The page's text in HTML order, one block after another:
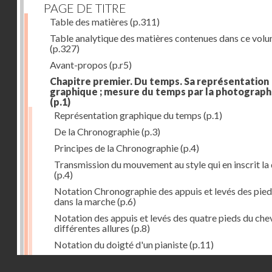
PAGE DE TITRE
Table des matières (p.311)
Table analytique des matières contenues dans ce
(p.327)
Avant-propos (p.r5)
Chapitre premier. Du temps. Sa représentation
graphique ; mesure du temps par la
(p.1)
Représentation graphique du temps (p.1)
De la Chronographie(p.3)
Principes de la Chronographie(p.4)
Transmission du mouvement au style qui en inscrit la
(p.4)
Notation Chronographie des appuis et levés des
dans la marche(p.6)
Notation des appuis et levés des quatre pieds du
différentes allures (p.8)
Notation du doigté d'un pianiste(p.11)